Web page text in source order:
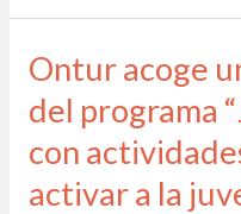
Ontur acoge
del programa
con
activar a la
Ontur
acoge
una
nueva
parada